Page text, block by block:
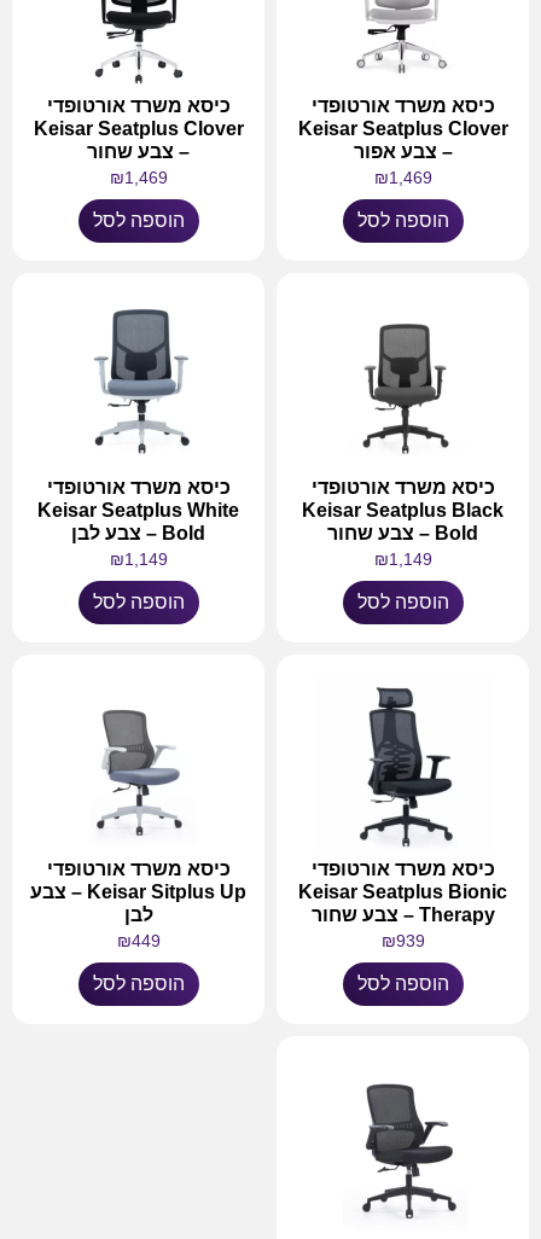
כיסא משרד אורטופדי
Keisar Seatplus Clover
– צבע אפור
₪1,469
הוספה לסל
כיסא משרד אורטופדי
Keisar Seatplus Clover
– צבע שחור
₪1,469
הוספה לסל
כיסא משרד אורטופדי
Keisar Seatplus Black
Bold – צבע שחור
₪1,149
הוספה לסל
כיסא משרד אורטופדי
Keisar Seatplus White
Bold – צבע לבן
₪1,149
הוספה לסל
כיסא משרד אורטופדי
Keisar Seatplus Bionic
Therapy – צבע שחור
₪939
הוספה לסל
כיסא משרד אורטופדי
Keisar Sitplus Up – צבע
לבן
₪449
הוספה לסל